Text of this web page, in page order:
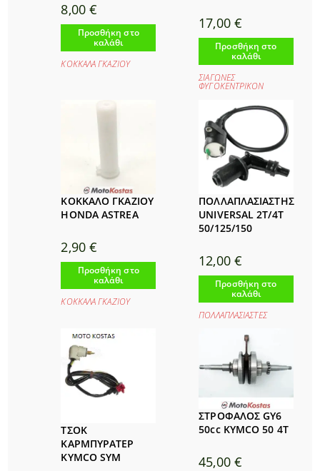
8,00 €
Προσθήκη στο
καλάθι
ΚΟΚΚΑΛΑ ΓΚΑΖΙΟΥ
17,00 €
Προσθήκη στο
καλάθι
ΣΙΑΓΩΝΕΣ
ΦΥΓΟΚΕΝΤΡΙΚΟΝ
ΚΟΚΚΑΛΟ ΓΚΑΖΙΟΥ
HONDA ASTREA
2,90 €
Προσθήκη στο
καλάθι
ΚΟΚΚΑΛΑ ΓΚΑΖΙΟΥ
ΠΟΛΛΑΠΛΑΣΙΑΣΤΗΣ
UNIVERSAL 2T/4T
50/125/150
12,00 €
Προσθήκη στο
καλάθι
ΠΟΛΛΑΠΛΑΣΙΑΣΤΕΣ
ΤΣΟΚ
ΚΑΡΜΠΥΡΑΤΕΡ
KYMCO SYM
ΣΤΡΟΦΑΛΟΣ GY6
50cc KYMCO 50 4T
45,00 €